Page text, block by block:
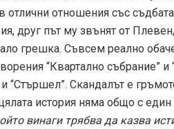
отлични отношения със
друг път му звънят от
грешка. Съвсем реално
“Квартално събрание” и
“Стършел”. Скандалът е
история няма общо с
винаги трябва да казва